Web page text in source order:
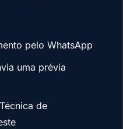
pelo WhatsApp
uma prévia
de